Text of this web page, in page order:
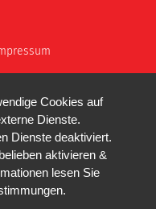
Cookies auf
Dienste.
Dienste deaktiviert.
aktivieren &
lesen Sie
.